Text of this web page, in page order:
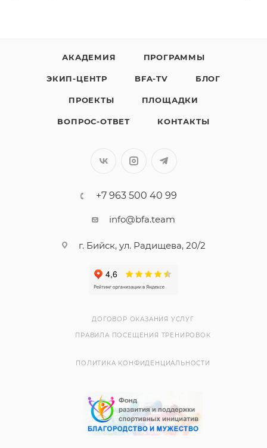
АКАДЕМИЯ ПРОГРАММЫ
ЭКИП-ЦЕНТР BFA-TV БЛОГ
ПРОЕКТЫ ПЛОЩАДКИ
ВОПРОС-ОТВЕТ КОНТАКТЫ
+7 963 500 40 99
info@bfa.team
г. Бийск, ул. Радищева, 20/2
ДОГОВОР ОКАЗАНИЯ УСЛУГ
ПРАВИЛА ПОСЕЩЕНИЯ ТРЕНИРОВОК
ПОЛИТИКА КОНФИДЕНЦИАЛЬНОСТИ